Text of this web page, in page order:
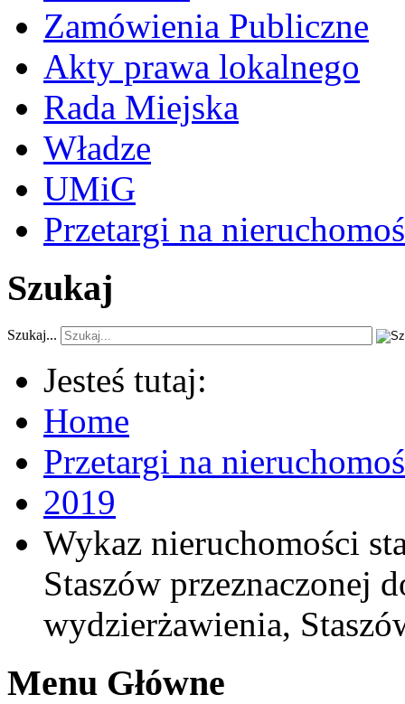
Zamówienia Publiczne
Akty prawa lokalnego
Rada Miejska
Władze
UMiG
Przetargi na
Szukaj
Szukaj...
Jesteś tutaj:
Home
Przetargi na
2019
Wykaz nieruchomości
Staszów przeznaczonej
wydzierżawienia,
Menu Główne